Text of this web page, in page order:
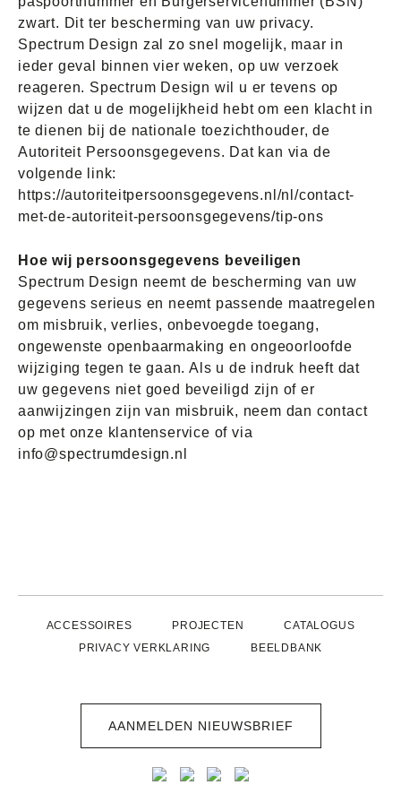
zwart. Dit ter bescherming van uw privacy.
Spectrum Design zal zo snel mogelijk, maar in
ieder geval binnen vier weken, op uw verzoek
reageren. Spectrum Design wil u er tevens op
wijzen dat u de mogelijkheid hebt om een klacht in
te dienen bij de nationale toezichthouder, de
Autoriteit Persoonsgegevens. Dat kan via de
volgende link:
https://autoriteitpersoonsgegevens.nl/nl/contact-
met-de-autoriteit-persoonsgegevens/tip-ons
Hoe wij persoonsgegevens beveiligen
Spectrum Design neemt de bescherming van uw
gegevens serieus en neemt passende maatregelen
om misbruik, verlies, onbevoegde toegang,
ongewenste openbaarmaking en ongeoorloofde
wijziging tegen te gaan. Als u de indruk heeft dat
uw gegevens niet goed beveiligd zijn of er
aanwijzingen zijn van misbruik, neem dan contact
op met onze klantenservice of via
info@spectrumdesign.nl
ACCESSOIRES PROJECTEN
CATALOGUS
PRIVACY VERKLARING
BEELDBANK
AANMELDEN NIEUWSBRIEF